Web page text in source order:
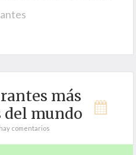
más
mundo
comentarios